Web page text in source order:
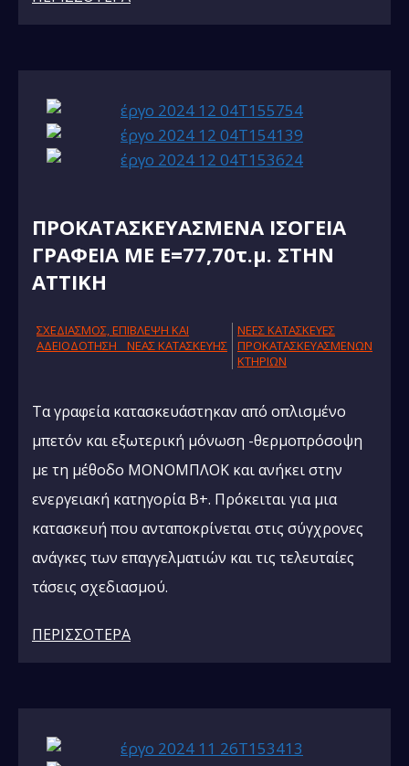
ΠΡΟΚΑΤΑΣΚΕΥΑΣΜΕΝΑ ΙΣΟΓΕΙΑ
ΓΡΑΦΕΙΑ ΜΕ Ε=77,70τ.μ. ΣΤΗΝ
ΑΤΤΙΚΗ
ΣΧΕΔΙΑΣΜΟΣ, ΕΠΙΒΛΕΨΗ ΚΑΙ
AΔΕΙΟΔΟΤΗΣΗ ΝΕΑΣ ΚΑΤΑΣΚΕΥΗΣ
NΕΕΣ ΚΑΤΑΣΚΕΥΕΣ
ΠΡΟΚΑΤΑΣΚΕΥΑΣΜΕΝΩΝ
ΚΤΗΡΙΩΝ
Τα γραφεία κατασκευάστηκαν από οπλισμένο
μπετόν και εξωτερική μόνωση -θερμοπρόσοψη
με τη μέθοδο ΜΟΝΟΜΠΛΟΚ και ανήκει στην
ενεργειακή κατηγορία Β+. Πρόκειται για μια
κατασκευή που ανταποκρίνεται στις σύγχρονες
ανάγκες των επαγγελματιών και τις τελευταίες
τάσεις σχεδιασμού.
ΠΕΡΙΣΣΟΤΕΡΑ